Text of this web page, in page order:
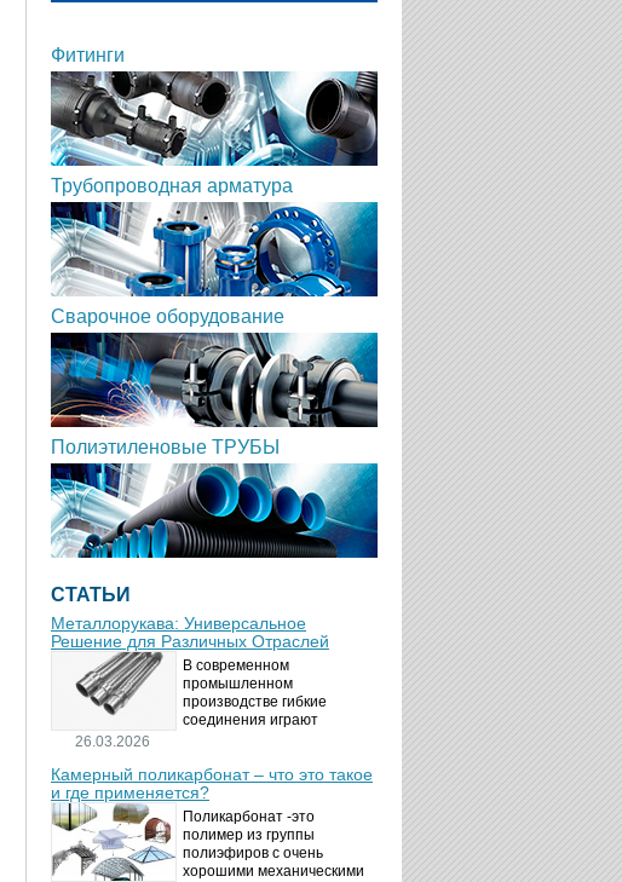
Фитинги
Трубопроводная арматура
Сварочное оборудование
Полиэтиленовые ТРУБЫ
СТАТЬИ
Металлорукава: Универсальное
Решение для Различных Отраслей
26.03.2026
В современном
промышленном
производстве гибкие
соединения играют
безопасности
технологических процессов.
Металлорукава
представляют собой
универсальные...
Камерный поликарбонат – что это такое
и где применяется?
Поликарбонат -это
полимер из группы
полиэфиров с очень
хорошими механическими